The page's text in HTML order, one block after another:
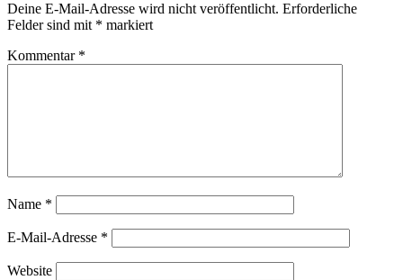
Deine E-Mail-Adresse wird nicht veröffentlicht. Erforderliche
Felder sind mit * markiert
Kommentar *
Name *
E-Mail-Adresse *
Website